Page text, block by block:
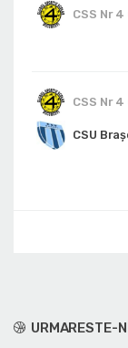
CSS Nr
CSS Nr
CSU
URMARESTE-